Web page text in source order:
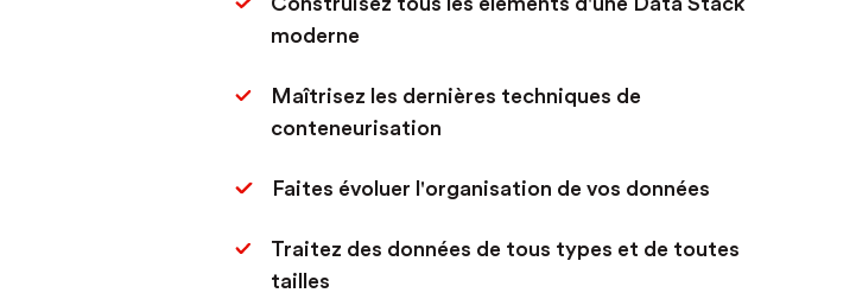
moderne
Maîtrisez les dernières techniques de
conteneurisation
Faites évoluer l'organisation de vos données
Traitez des données de tous types et de toutes
tailles